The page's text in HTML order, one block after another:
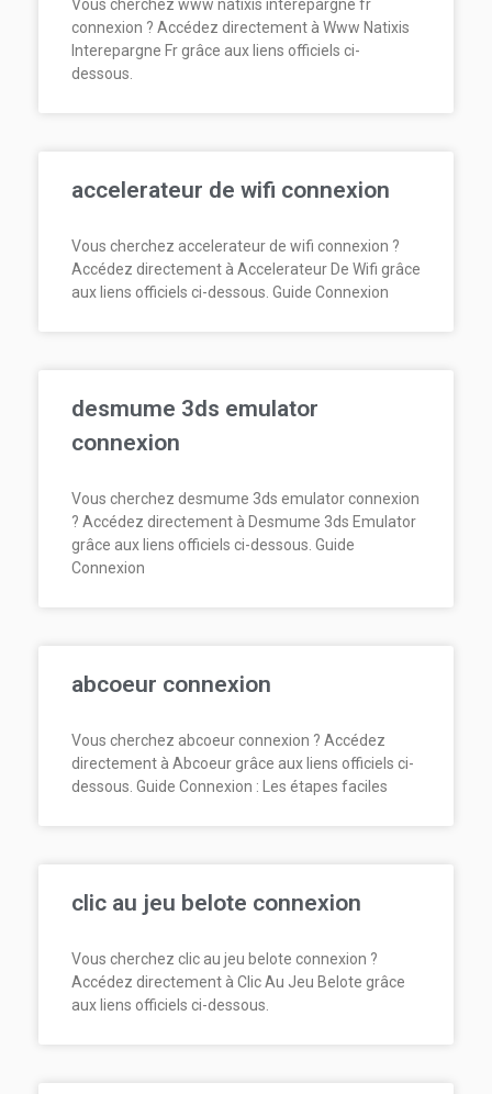
Vous cherchez www natixis interepargne fr
connexion ? Accédez directement à Www Natixis
Interepargne Fr grâce aux liens officiels ci-
dessous.
accelerateur de wifi connexion
Vous cherchez accelerateur de wifi connexion ?
Accédez directement à Accelerateur De Wifi grâce
aux liens officiels ci-dessous. Guide Connexion
desmume 3ds emulator
connexion
Vous cherchez desmume 3ds emulator connexion
? Accédez directement à Desmume 3ds Emulator
grâce aux liens officiels ci-dessous. Guide
Connexion
abcoeur connexion
Vous cherchez abcoeur connexion ? Accédez
directement à Abcoeur grâce aux liens officiels ci-
dessous. Guide Connexion : Les étapes faciles
clic au jeu belote connexion
Vous cherchez clic au jeu belote connexion ?
Accédez directement à Clic Au Jeu Belote grâce
aux liens officiels ci-dessous.